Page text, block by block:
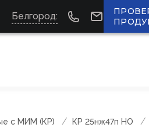
Белгород:
с МИМ (КР) КР 25нж47п НО